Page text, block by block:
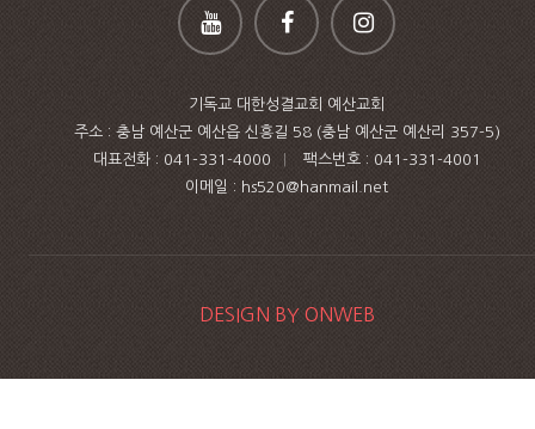
기독교 대한성결교회 예산교회
주소 : 충남 예산군 예산읍 신흥길 58 (충남 예산군 예산리 357-5)
대표전화 : 041-331-4000 팩스번호 : 041-331-4001
이메일 : hs520@hanmail.net
DESIGN BY ONWEB